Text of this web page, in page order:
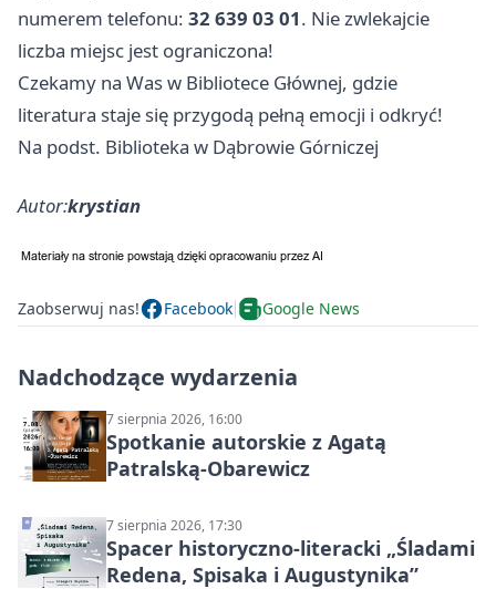
numerem telefonu: 32 639 03 01. Nie zwlekajcie
liczba miejsc jest ograniczona!
Czekamy na Was w Bibliotece Głównej, gdzie
literatura staje się przygodą pełną emocji i odkryć!
Na podst. Biblioteka w Dąbrowie Górniczej
Autor:krystian
Zaobserwuj nas! Facebook Google News
Nadchodzące wydarzenia
7 sierpnia 2026, 16:00
Spotkanie autorskie z Agatą
Patralską-Obarewicz
7 sierpnia 2026, 17:30
Spacer historyczno-literacki „Śladami
Redena, Spisaka i Augustynika”